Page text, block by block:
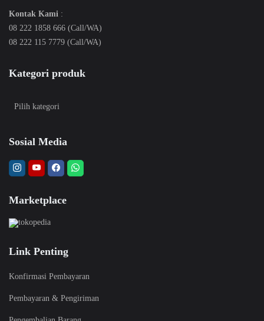
Kontak Kami :
08 222 1858 666 (Call/WA)
08 222 115 7779 (Call/WA)
Kategori produk
Sosial Media
Marketplace
Link Penting
Konfirmasi Pembayaran
Pembayaran & Pengiriman